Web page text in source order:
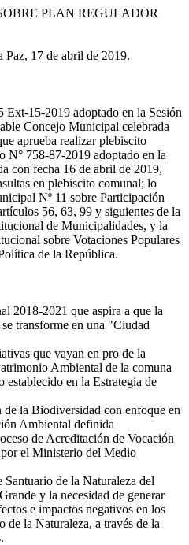
PLAN REGULADOR
17 de abril de 2019.
15-2019 adoptado en la Sesión
Concejo Municipal celebrada
aprueba realizar plebiscito
N° 758-87-2019 adoptado en la
con fecha 16 de abril de 2019,
en plebiscito comunal; lo
Nº 11 sobre Participación
56, 63, 99 y siguientes de la
de Municipalidades, y la
sobre Votaciones Populares
de la República.
2018-2021 que aspira a que la
transforme en una "Ciudad
que vayan en pro de la
Ambiental de la comuna
establecido en la Estrategia de
la Biodiversidad con enfoque en
Ambiental definida
de Acreditación de Vocación
el Ministerio del Medio
de la Naturaleza del
y la necesidad de generar
e impactos negativos en los
la Naturaleza, a través de la